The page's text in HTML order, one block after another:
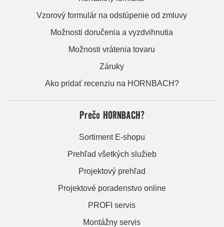
Vzorový formulár na odstúpenie od zmluvy
Možnosti doručenia a vyzdvihnutia
Možnosti vrátenia tovaru
Záruky
Ako pridať recenziu na HORNBACH?
Prečo HORNBACH?
Sortiment E-shopu
Prehľad všetkých služieb
Projektový prehľad
Projektové poradenstvo online
PROFI servis
Montážny servis